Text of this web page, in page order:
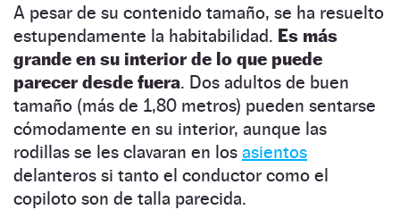
A pesar de su contenido tamaño, se ha resuelto
estupendamente la habitabilidad. Es más
grande en su interior de lo que puede
parecer desde fuera. Dos adultos de buen
tamaño (más de 1,80 metros) pueden sentarse
cómodamente en su interior, aunque las
rodillas se les clavaran en los asientos
delanteros si tanto el conductor como el
copiloto son de talla parecida.